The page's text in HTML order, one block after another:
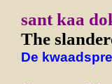
sant kaa
The
De